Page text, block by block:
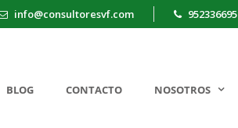
info@consultoresvf.com 952336695
BLOG CONTACTO NOSOTROS